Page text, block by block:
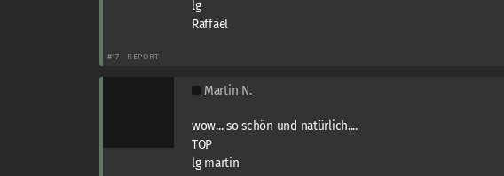
lg
Raffael
#17 REPORT
Martin N.
wow... so schön und natürlich....
TOP
lg martin